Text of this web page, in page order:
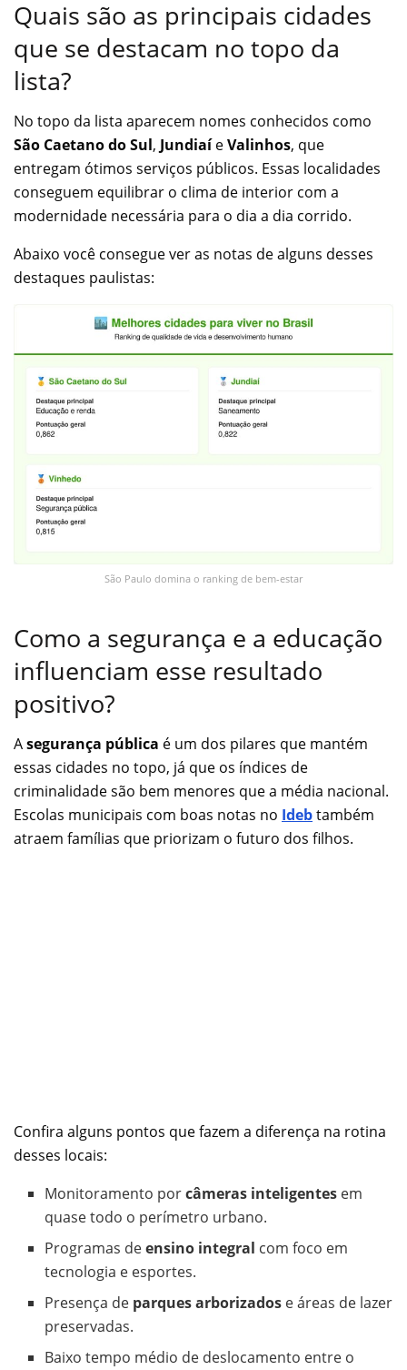
Quais são as principais cidades
que se destacam no topo da
lista?
No topo da lista aparecem nomes conhecidos como
São Caetano do Sul, JundiaíeValinhos, que
entregam ótimos serviços públicos. Essas localidades
conseguem equilibrar o clima de interior com a
modernidade necessária para o dia a dia corrido.
Abaixo você consegue ver as notas de alguns desses
destaques paulistas:
São Paulo domina o ranking de bem-estar
Como a segurança e a educação
influenciam esse resultado
positivo?
Asegurança pública é um dos pilares que mantém
essas cidades no topo, já que os índices de
criminalidade são bem menores que a média nacional.
Escolas municipais com boas notas no Idebtambém
atraem famílias que priorizam o futuro dos filhos.
Confira alguns pontos que fazem a diferença na rotina
desses locais:
Monitoramento porcâmeras inteligentes em
quase todo o perímetro urbano.
Programas deensino integral com foco em
tecnologia e esportes.
Presença de parques arborizados e áreas de lazer
preservadas.
Baixo tempo médio de deslocamento entre o